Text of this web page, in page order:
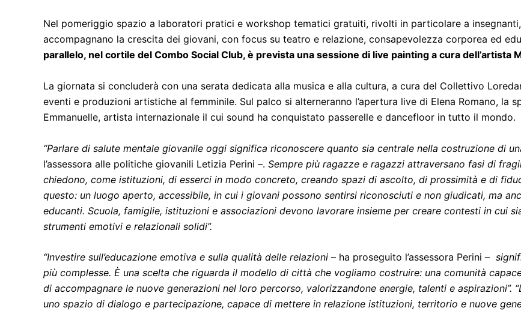
Nel pomeriggio spazio a laboratori pratici e workshop tematici gratuiti, rivolti in particolare a
accompagnano la crescita dei giovani, con focus su teatro e relazione, consapevolezza corporea ed
parallelo, nel cortile del Combo Social Club, è prevista una sessione di live painting a cura dell’artista
La giornata si concluderà con una serata dedicata alla musica e alla cultura, a cura del Collettivo
eventi e produzioni artistiche al femminile. Sul palco si alterneranno l’apertura live di Elena Romano, la
Emmanuelle, artista internazionale il cui sound ha conquistato passerelle e dancefloor in tutto il mondo.
“Parlare di salute mentale giovanile oggi significa riconoscere quanto sia centrale nella costruzione di
l’assessora alle politiche giovanili Letizia Perini –. Sempre più ragazze e ragazzi attraversano fasi di
chiedono, come istituzioni, di esserci in modo concreto, creando spazi di ascolto, di prossimità e di
questo: un luogo aperto, accessibile, in cui i giovani possono sentirsi riconosciuti e non giudicati, ma
educanti. Scuola, famiglie, istituzioni e associazioni devono lavorare insieme per creare contesti in cui
strumenti emotivi e relazionali solidi”.
“Investire sull’educazione emotiva e sulla qualità delle relazioni – ha proseguito l’assessora Perini –
più complesse. È una scelta che riguarda il modello di città che vogliamo costruire: una comunità
di accompagnare le nuove generazioni nel loro percorso, valorizzandone energie, talenti e aspirazioni”.
uno spazio di dialogo e partecipazione, capace di mettere in relazione istituzioni, territorio e nuove